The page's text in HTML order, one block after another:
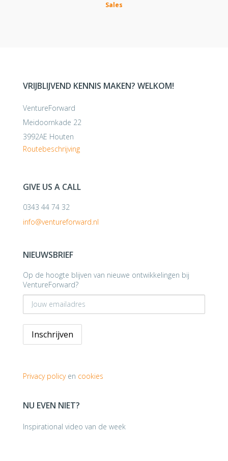
Sales
VRIJBLIJVEND KENNIS MAKEN? WELKOM!
VentureForward
Meidoornkade 22
3992AE Houten
Routebeschrijving
GIVE US A CALL
0343 44 74 32
info@ventureforward.nl
NIEUWSBRIEF
Op de hoogte blijven van nieuwe ontwikkelingen bij
VentureForward?
Privacy policyen cookies
NU EVEN NIET?
Inspirational video van de week